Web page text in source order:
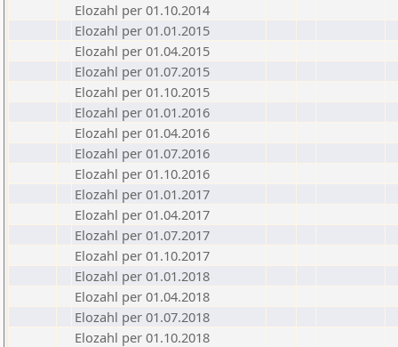
Elozahl per 01.10.2014
Elozahl per 01.01.2015
Elozahl per 01.04.2015
Elozahl per 01.07.2015
Elozahl per 01.10.2015
Elozahl per 01.01.2016
Elozahl per 01.04.2016
Elozahl per 01.07.2016
Elozahl per 01.10.2016
Elozahl per 01.01.2017
Elozahl per 01.04.2017
Elozahl per 01.07.2017
Elozahl per 01.10.2017
Elozahl per 01.01.2018
Elozahl per 01.04.2018
Elozahl per 01.07.2018
Elozahl per 01.10.2018